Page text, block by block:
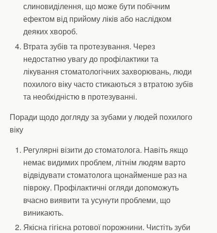
слиновиділення, що може бути побічним
ефектом від прийому ліків або наслідком
деяких хвороб.
Втрата зубів та протезування. Через
недостатню увагу до профілактики та
лікування стоматологічних захворювань, люди
похилого віку часто стикаються з втратою зубів
та необхідністю в протезуванні.
Поради щодо догляду за зубами у людей похилого
віку
Регулярні візити до стоматолога. Навіть якщо
немає видимих проблем, літнім людям варто
відвідувати стоматолога щонайменше раз на
півроку. Профілактичні огляди допоможуть
вчасно виявити та усунути проблеми, що
виникають.
Якісна гігієна ротової порожнини. Чистіть зуби